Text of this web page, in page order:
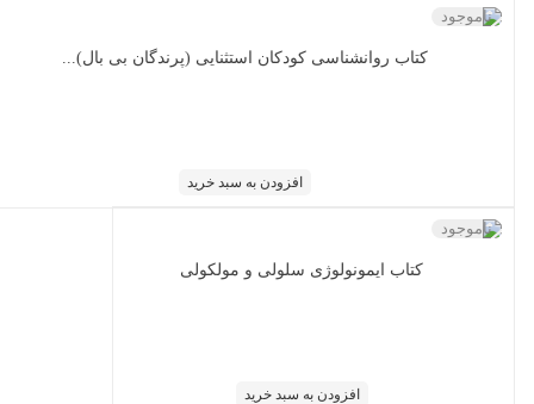
کتاب روانشناسی کودکان استثنایی (پرندگان بی بال)...
ناموجود
افزودن به سبد خرید
کتاب ایمونولوژی سلولی و مولکولی
ناموجود
افزودن به سبد خرید